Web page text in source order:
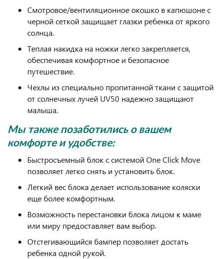
Смотровое/вентиляционное окошко в капюшоне с
черной сеткой защищает глазки ребенка от яркого
солнца.
Теплая накидка на ножки легко закрепляется,
обеспечивая комфортное и безопасное
путешествие.
Чехлы из специально пропитанной ткани с защитой
от солнечных лучей UV50 надежно защищают
малыша.
Мы также позаботились о вашем
комфорте и удобстве:
Быстросъемный блок с системой One Click Move
позволяет легко снять и установить блок.
Легкий вес блока делает использование коляски
еще более комфортным.
Возможность перестановки блока лицом к маме
или миру предоставляет вам выбор.
Отстегивающийся бампер позволяет достать
ребенка одной рукой.